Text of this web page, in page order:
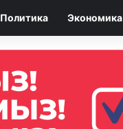
Политика Экономика